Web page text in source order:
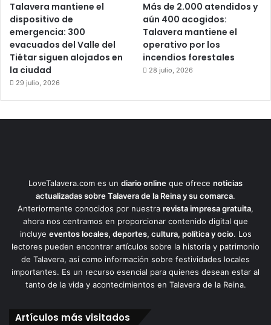
Talavera mantiene el
dispositivo de
emergencia: 300
evacuados del Valle del
Tiétar siguen alojados en
la ciudad
29 julio, 2026
Más de 2.000 atendidos y
aún 400 acogidos:
Talavera mantiene el
operativo por los
incendios forestales
28 julio, 2026
LoveTalavera.com es un diario online que ofrece noticias
actualizadas sobre Talavera de la Reina y su comarca.
Anteriormente conocidos por nuestra revista impresa gratuita,
ahora nos centramos en proporcionar contenido digital que
incluye eventos locales, deportes, cultura, política y ocio. Los
lectores pueden encontrar artículos sobre la historia y patrimonio
de Talavera, así como información sobre festividades locales
importantes. Es un recurso esencial para quienes desean estar al
tanto de la vida y acontecimientos en Talavera de la Reina.
Artículos más visitados